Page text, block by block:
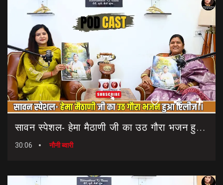
सावन स्पेशल- हेमा मैठाणी जी का उठ गौरा भजन हुआ रिलीज।। Sawan Special Bhajan || Uth Gaura Bhajan
30:06 नौनी ब्वारी